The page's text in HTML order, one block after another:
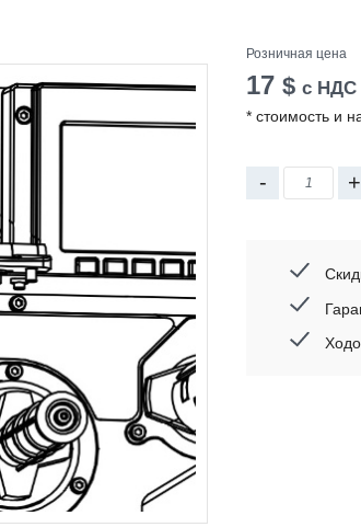
Розничная цена
17 $ с НДС
* стоимость и
- +